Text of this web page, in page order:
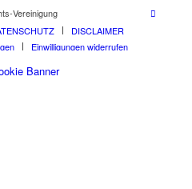
Vereinigung
DISCLAIMER
Einwilligungen widerrufen
Banner